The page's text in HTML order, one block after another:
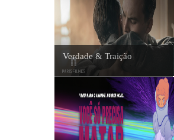
Verdade & Traição